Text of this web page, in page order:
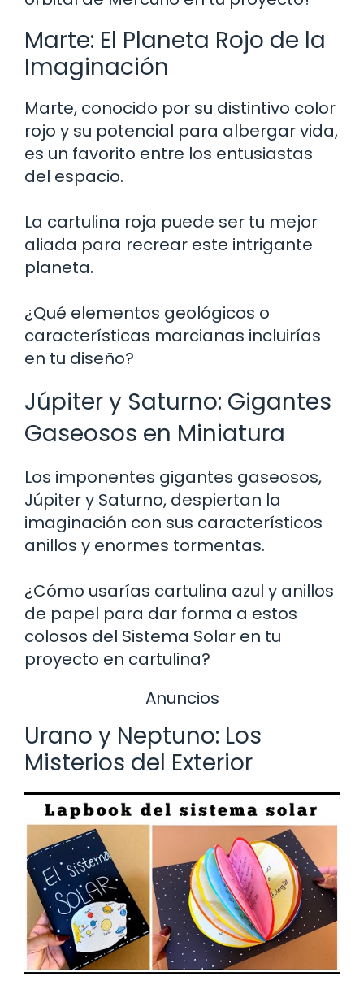
Marte: El Planeta Rojo de la
Imaginación
Marte, conocido por su distintivo color
rojo y su potencial para albergar vida,
es un favorito entre los entusiastas
del espacio.
La cartulina roja puede ser tu mejor
aliada para recrear este intrigante
planeta.
¿Qué elementos geológicos o
características marcianas incluirías
en tu diseño?
Júpiter y Saturno: Gigantes
Gaseosos en Miniatura
Los imponentes gigantes gaseosos,
Júpiter y Saturno, despiertan la
imaginación con sus característicos
anillos y enormes tormentas.
¿Cómo usarías cartulina azul y anillos
de papel para dar forma a estos
colosos del Sistema Solar en tu
proyecto en cartulina?
Anuncios
Urano y Neptuno: Los
Misterios del Exterior